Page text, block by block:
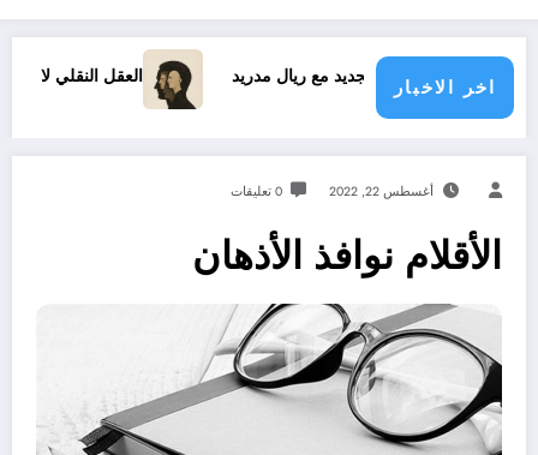
اخر الاخبار
فينيسيوس الجديد مع ريال مدريد العقل النقلي لا يبدع حتى
أغسطس 22, 2022 0 تعليقات
الأقلام نوافذ الأذهان